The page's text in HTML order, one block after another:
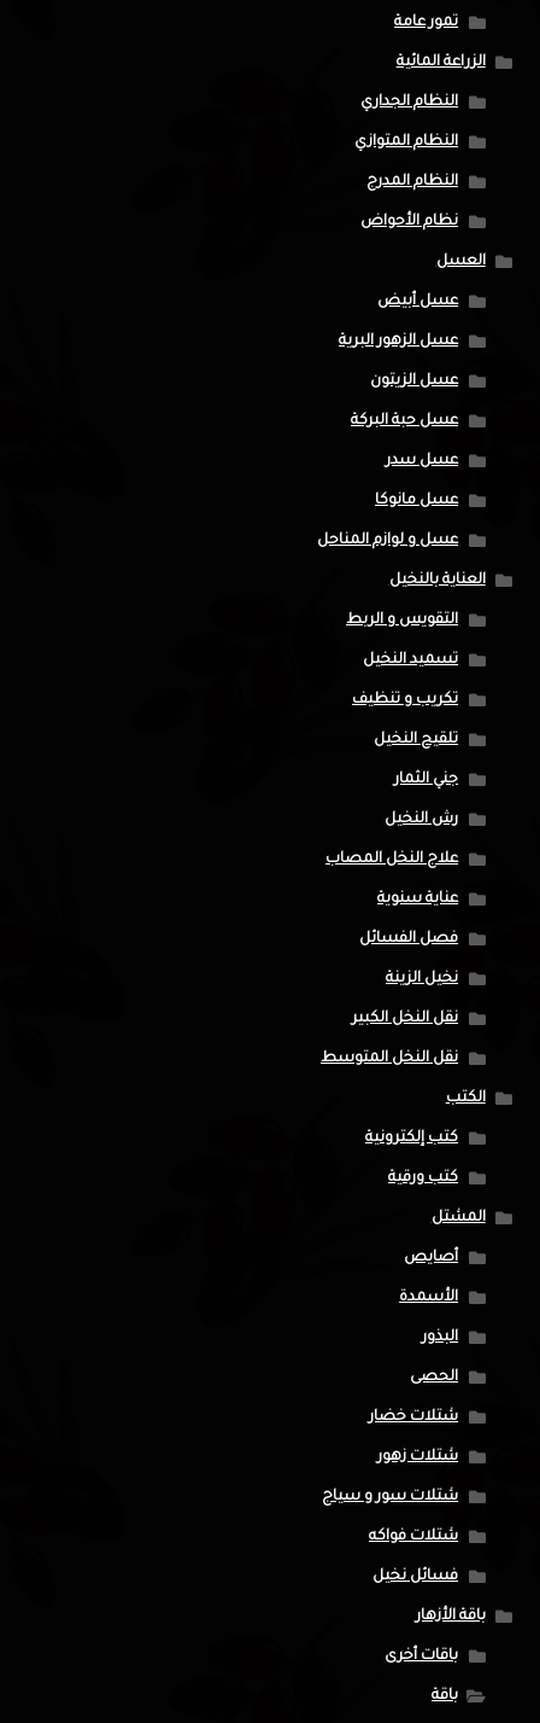
تمور عامة
الزراعة المائية
النظام الجداري
النظام المتوازي
النظام المدرج
نظام الأحواض
العسل
عسل أبيض
عسل الزهور البرية
عسل الزيتون
عسل حبة البركة
عسل سدر
عسل مانوكا
عسل و لوازم المناحل
العناية بالنخيل
التقويس و الربط
تسميد النخيل
تكريب و تنظيف
تلقيح النخيل
جني الثمار
رش النخيل
علاج النخل المصاب
عناية سنوية
فصل الفسائل
نخيل الزينة
نقل النخل الكبير
نقل النخل المتوسط
الكتب
كتب إلكترونية
كتب ورقية
المشتل
أصايص
الأسمدة
البذور
الحصى
شتلات خضار
شتلات زهور
شتلات سور و سياج
شتلات فواكه
فسائل نخيل
باقة الأزهار
باقات أخرى
باقة